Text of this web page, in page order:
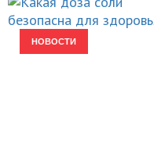
НОВОСТИ